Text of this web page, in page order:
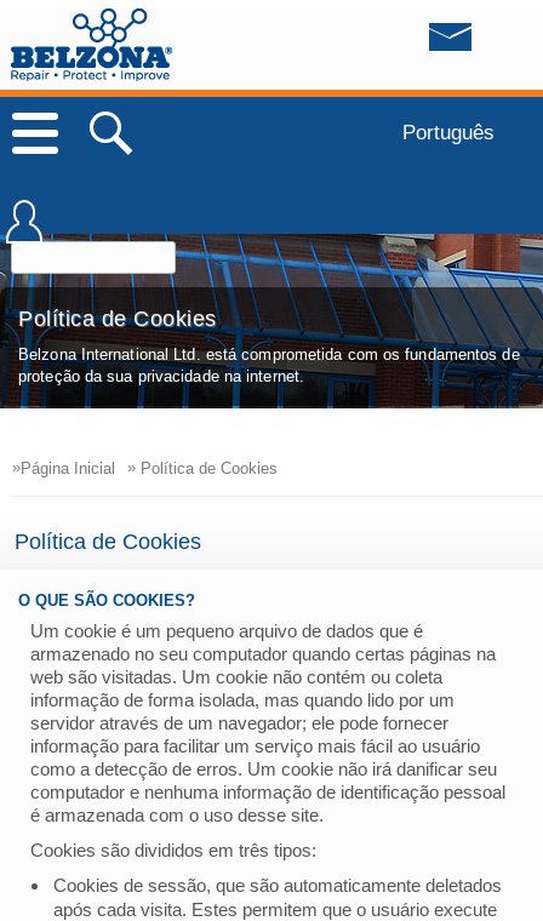
Português
Política de Cookies
Belzona International Ltd. está comprometida com os fundamentos de
proteção da sua privacidade na internet.
»Página Inicial » Política de Cookies
Política de Cookies
O QUE SÃO COOKIES?
Um cookie é um pequeno arquivo de dados que é
armazenado no seu computador quando certas páginas na
web são visitadas. Um cookie não contém ou coleta
informação de forma isolada, mas quando lido por um
servidor através de um navegador; ele pode fornecer
informação para facilitar um serviço mais fácil ao usuário
como a detecção de erros. Um cookie não irá danificar seu
computador e nenhuma informação de identificação pessoal
é armazenada com o uso desse site.
Cookies são divididos em três tipos:
Cookies de sessão, que são automaticamente deletados
após cada visita. Estes permitem que o usuário execute